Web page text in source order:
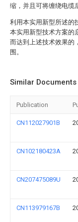
缩，并且可将缠绕电缆
利用本实用新型所述的
本实用新型技术方案的
而达到上述技术效果的
围。
Similar Documents
Publication
CN112027901B
CN102180423A
CN207475089U
CN113979167B